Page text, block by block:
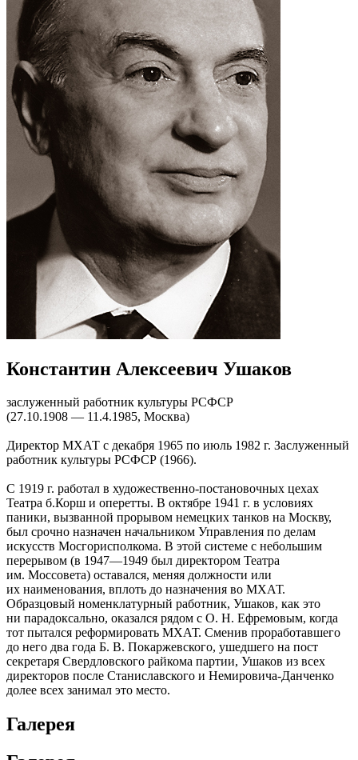
Константин Алексеевич Ушаков
заслуженный работник культуры РСФСР
(27.10.1908 — 11.4.1985, Москва)
Директор МХАТ с декабря 1965 по июль 1982 г. Заслуженный
работник культуры РСФСР (1966).
С 1919 г. работал в художественно-постановочных цехах
Театра б.Корш и оперетты. В октябре 1941 г. в условиях
паники, вызванной прорывом немецких танков на Москву,
был срочно назначен начальником Управления по делам
искусств Мосгорисполкома. В этой системе с небольшим
перерывом (в 1947—1949 был директором Театра
им. Моссовета) оставался, меняя должности или
их наименования, вплоть до назначения во МХАТ.
Образцовый номенклатурный работник, Ушаков, как это
ни парадоксально, оказался рядом с О. Н. Ефремовым, когда
тот пытался реформировать МХАТ. Сменив проработавшего
до него два года Б. В. Покаржевского, ушедшего на пост
секретаря Свердловского райкома партии, Ушаков из всех
директоров после Станиславского и Немировича-Данченко
долее всех занимал это место.
Галерея